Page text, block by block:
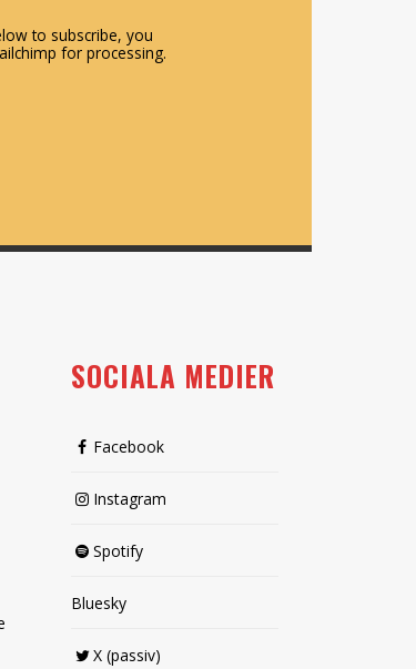
to subscribe, you
for processing.
SOCIALA MEDIER
Facebook
Instagram
Spotify
Bluesky
X (passiv)